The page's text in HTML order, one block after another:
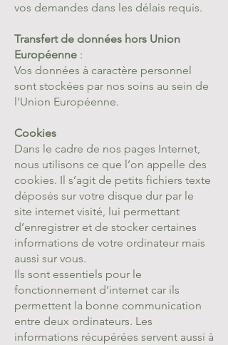
vos demandes dans les délais requis.
Transfert de données hors Union
Européenne :
Vos données à caractère personnel
sont stockées par nos soins au sein de
l’Union Européenne.
Cookies
Dans le cadre de nos pages Internet,
nous utilisons ce que l’on appelle des
cookies. Il s’agit de petits fichiers texte
déposés sur votre disque dur par le
site internet visité, lui permettant
d’enregistrer et de stocker certaines
informations de votre ordinateur mais
aussi sur vous.
Ils sont essentiels pour le
fonctionnement d’internet car ils
permettent la bonne communication
entre deux ordinateurs. Les
informations récupérées servent aussi à